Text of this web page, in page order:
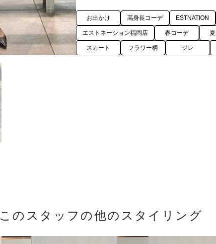
お出かけ 高身長コーデ ESTNATION
エストネーション福岡店 春コーデ
スカート フラワー柄 ジレ
このスタッフの他のスタイリング